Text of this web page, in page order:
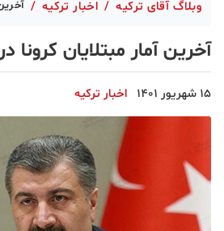
دانستنی
قبرس
وبلاگ آقای ترکیه / اخبار ترکیه /
آخرین آمار مبتلایان کرونا
15 شهریور 1401 اخبار ترکیه